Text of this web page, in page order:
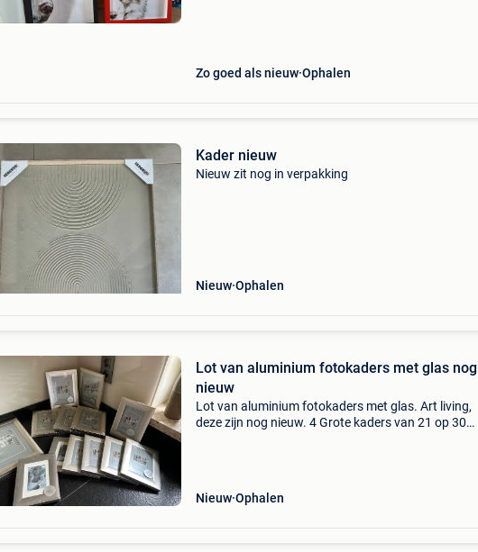
Zo goed als nieuw Ophalen
Kader nieuw
Nieuw zit nog in verpakking
Nieuw Ophalen
Lot van aluminium fotokaders met glas nog
nieuw
Lot van aluminium fotokaders met glas. Art living,
deze zijn nog nieuw. 4 Grote kaders van 21 op 30
Nieuw Ophalen